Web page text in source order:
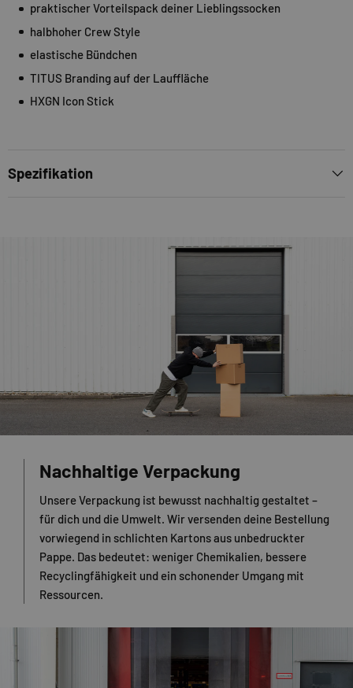
praktischer Vorteilspack deiner Lieblingssocken
halbhoher Crew Style
elastische Bündchen
TITUS Branding auf der Lauffläche
HXGN Icon Stick
Spezifikation
Nachhaltige Verpackung
Unsere Verpackung ist bewusst nachhaltig gestaltet –
für dich und die Umwelt. Wir versenden deine Bestellung
vorwiegend in schlichten Kartons aus unbedruckter
Pappe. Das bedeutet: weniger Chemikalien, bessere
Recyclingfähigkeit und ein schonender Umgang mit
Ressourcen.